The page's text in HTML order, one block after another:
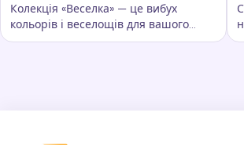
Колекція «Веселка» — це вибух
кольорів і веселощів для вашого
курсора. Вона додає яскравості та
Ключові слова:Веселка, кастомні